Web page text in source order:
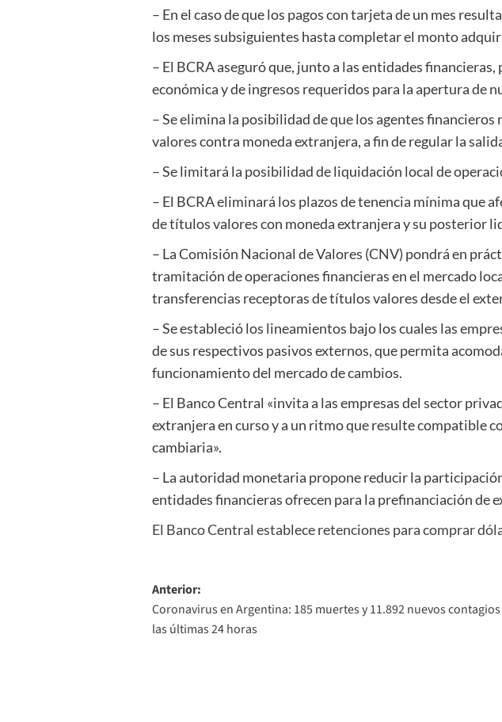
– En el caso de que los pagos con tarjeta de un mes
los meses subsiguientes hasta completar el monto
– El BCRA aseguró que, junto a las entidades
económica y de ingresos requeridos para la apertura de
– Se elimina la posibilidad de que los agentes
valores contra moneda extranjera, a fin de regular la
– Se limitará la posibilidad de liquidación local de
– El BCRA eliminará los plazos de tenencia mínima que
de títulos valores con moneda extranjera y su posterior
– La Comisión Nacional de Valores (CNV) pondrá en
tramitación de operaciones financieras en el mercado
transferencias receptoras de títulos valores desde el
– Se estableció los lineamientos bajo los cuales las
de sus respectivos pasivos externos, que permita
funcionamiento del mercado de cambios.
– El Banco Central «invita a las empresas del sector
extranjera en curso y a un ritmo que resulte compatible
cambiaria».
– La autoridad monetaria propone reducir la
entidades financieras ofrecen para la prefinanciación de
El Banco Central establece retenciones para comprar
Navegación
de
entradas
Anterior:
Coronavirus en Argentina: 185 muertes y 11.892 nuevos
las últimas 24 horas